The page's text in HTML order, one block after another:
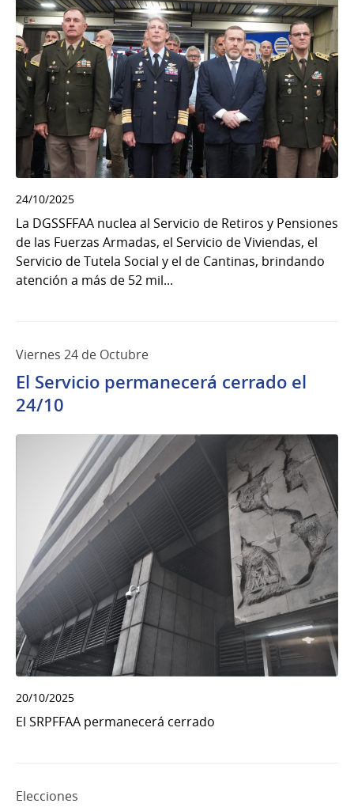
24/10/2025
La DGSSFFAA nuclea al Servicio de Retiros y Pensiones
de las Fuerzas Armadas, el Servicio de Viviendas, el
Servicio de Tutela Social y el de Cantinas, brindando
atención a más de 52 mil...
Viernes 24 de Octubre
El Servicio permanecerá cerrado el
24/10
20/10/2025
El SRPFFAA permanecerá cerrado
Elecciones